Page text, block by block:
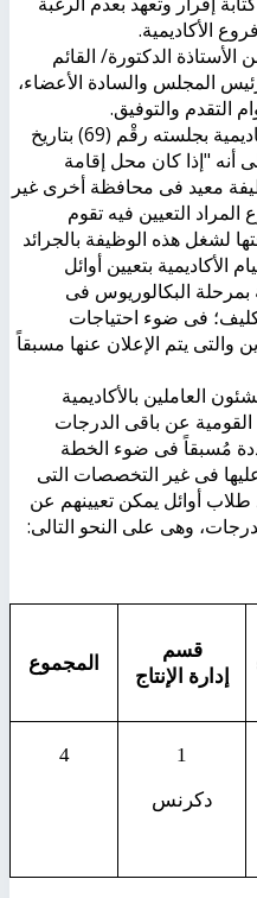
الأكاديمية.
الأستاذة الدكتورة/ القائم
المجلس والسادة الأعضاء،
التقدم والتوفيق.
ثانياً: إلغاء قرار مجلس الأكاديمية بجلسته رقْم (69) بتاريخ
على أنه "إذا كان محل إقامة
معيد فى محافظة أخرى غير
المراد التعيين فيه تقوم
لشغل هذه الوظيفة بالجرائد
الأكاديمية بتعيين أوائل
بمرحلة البكالوريوس فى
فى ضوء احتياجات
والتى يتم الإعلان عنها مسبقاً
العاملين بالأكاديمية
عن باقى الدرجات
مُسبقاً فى ضوء الخطة
فى غير التخصصات التى
طلاب أوائل يمكن تعيينهم عن
وهى على النحو التالى:
قسم
إدارة الإنتاج
المجموع
1
دكرنس
4